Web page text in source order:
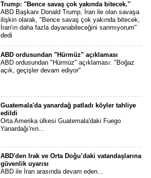
Trump: ''Bence savaş çok yakında bitecek.''
ABD Başkanı Donald Trump, İran ile olan savaşa
ilişkin olarak, "Bence savaş çok yakında bitecek,
İran'ın daha fazla dayanabileceğini sanmıyorum"
dedi
ABD ordusundan "Hürmüz" açıklaması
ABD ordusundan "Hürmüz" açıklaması: "Boğaz
açık, geçişler devam ediyor"
Guatemala'da yanardağ patladı köyler tahliye
edildi
Orta Amerika ülkesi Guatemala'daki Fuego
Yanardağı'nın...
ABD'den Irak ve Orta Doğu’daki vatandaşlarına
güvenlik uyarısı
ABD ile İran arasında devam eden...